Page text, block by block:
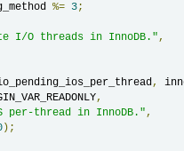
%= 3;
I/O threads in InnoDB.",
,
,
per-thread in InnoDB.",
);